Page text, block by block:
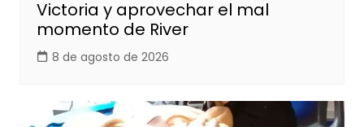
Victoria y aprovechar el mal
momento de River
8 de agosto de 2026